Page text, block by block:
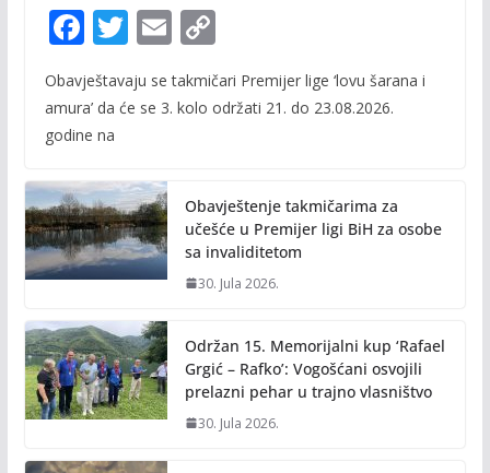
F
ac
e
b
o
k
T
w
itt
E
m
ai
C
p
n
k
Obavještavaju se takmičari Premijer lige ‘lovu šarana i
amura’ da će se 3. kolo održati 21. do 23.08.2026.
godine na
Obavještenje takmičarima za
učešće u Premijer ligi BiH za osobe
sa invaliditetom
30. Jula 2026.
Održan 15. Memorijalni kup ‘Rafael
Grgić – Rafko’: Vogošćani osvojili
prelazni pehar u trajno vlasništvo
30. Jula 2026.